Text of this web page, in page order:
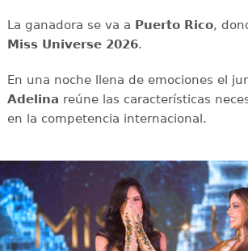
La ganadora se va a Puerto Rico,
Miss Universe 2026.
En una noche llena de emociones el
Adelina reúne las características
en la competencia internacional.